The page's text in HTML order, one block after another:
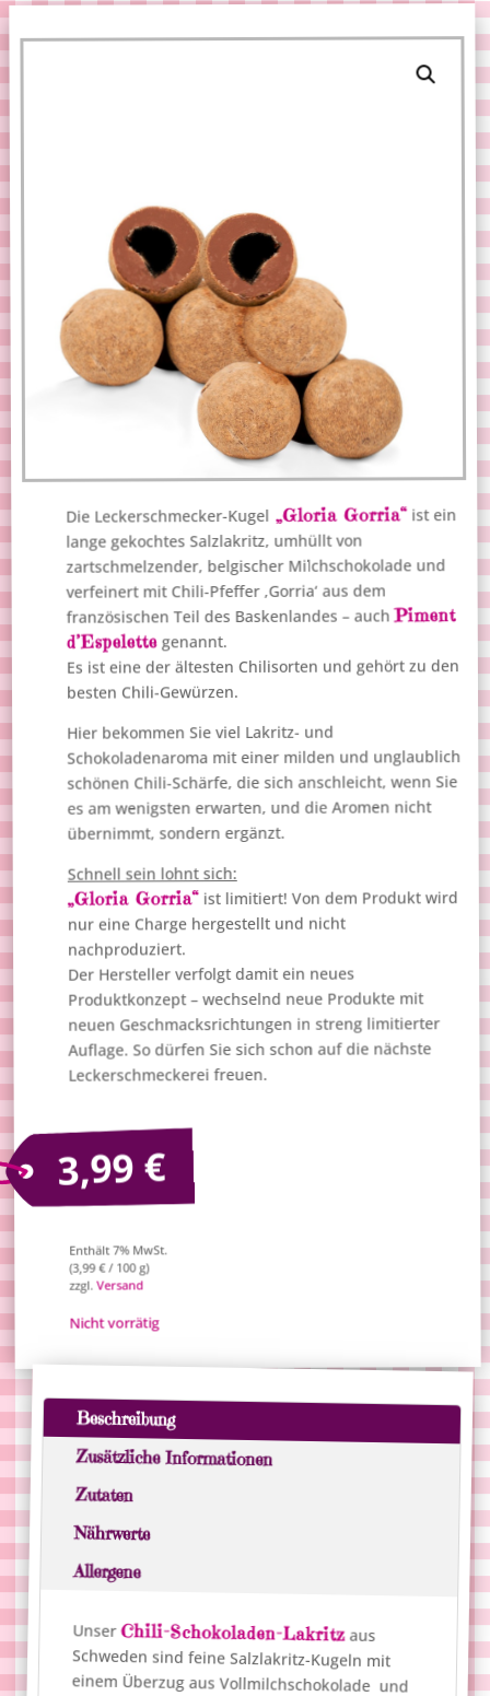
Die Leckerschmecker-Kugel „Gloria Gorria“ist ein
lange gekochtes Salzlakritz, umhüllt von
zartschmelzender, belgischer Milchschokolade und
verfeinert mit Chili-Pfeffer ‚Gorria‘ aus dem
französischen Teil des Baskenlandes – auchPiment
d’Espelettegenannt.
Es ist eine der ältesten Chilisorten und gehört zu den
besten Chili-Gewürzen.
Hier bekommen Sie viel Lakritz- und
Schokoladenaroma mit einer milden und unglaublich
schönen Chili-Schärfe, die sich anschleicht, wenn Sie
es am wenigsten erwarten, und die Aromen nicht
übernimmt, sondern ergänzt.
Schnell sein lohnt sich:
„Gloria Gorria“ ist limitiert! Von dem Produkt wird
nur eine Charge hergestellt und nicht
nachproduziert.
Der Hersteller verfolgt damit ein neues
Produktkonzept – wechselnd neue Produkte mit
neuen Geschmacksrichtungen in streng limitierter
Auflage. So dürfen Sie sich schon auf die nächste
Leckerschmeckerei freuen.
3,99€
Enthält 7% MwSt.
(3,99€/ 100 g)
zzgl.Versand
Nicht vorrätig
Beschreibung
Zusätzliche Informationen
Zutaten
Nährwerte
Allergene
UnserChili-Schokoladen-Lakritzaus
Schweden sind feine Salzlakritz-Kugeln mit
einem Überzug aus Vollmilchschokolade und
einer wunderbaren Chilinote und